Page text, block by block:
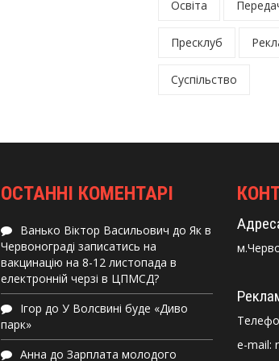
Освіта
Пресклуб
Суспільство
ОСТАННІ КОМЕНТАРІ
Ванько Віктор Васильович до Як в
Червонограді записатись на
вакцинацію на 8-12 листопада в
електронній черзі в ЦПМСД?
Ігор до У Волсвині буде «Диво
парк»
Анна до Зарплата молодого
e-mail: